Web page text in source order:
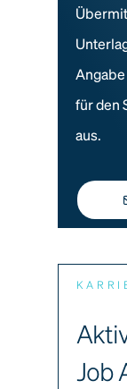
für den
aus.
Job